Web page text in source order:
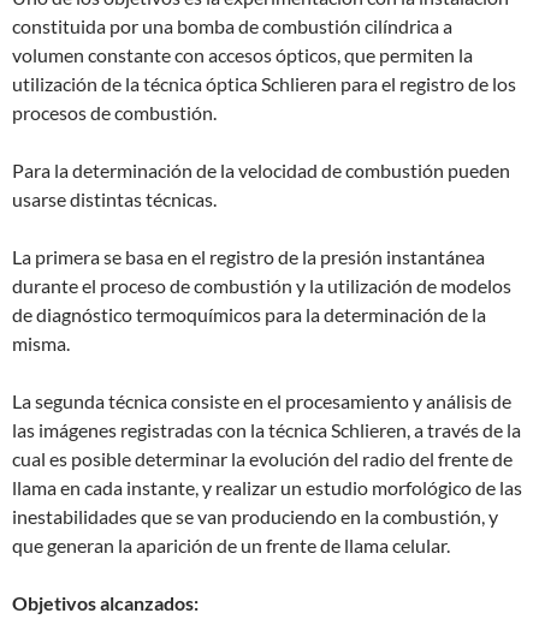
constituida por una bomba de combustión cilíndrica a
volumen constante con accesos ópticos, que permiten la
utilización de la técnica óptica Schlieren para el registro de los
procesos de combustión.
Para la determinación de la velocidad de combustión pueden
usarse distintas técnicas.
La primera se basa en el registro de la presión instantánea
durante el proceso de combustión y la utilización de modelos
de diagnóstico termoquímicos para la determinación de la
misma.
La segunda técnica consiste en el procesamiento y análisis de
las imágenes registradas con la técnica Schlieren, a través de la
cual es posible determinar la evolución del radio del frente de
llama en cada instante, y realizar un estudio morfológico de las
inestabilidades que se van produciendo en la combustión, y
que generan la aparición de un frente de llama celular.
Objetivos alcanzados: